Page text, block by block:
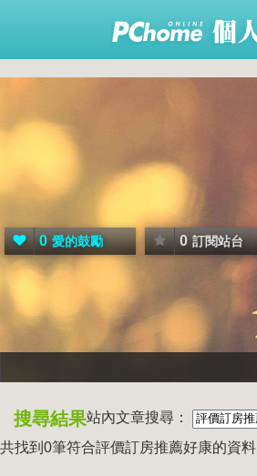
0 愛的鼓勵 0 訂閱站台
搜尋結果站內文章搜尋：
共找到0筆符合評價訂房推薦好康的資料